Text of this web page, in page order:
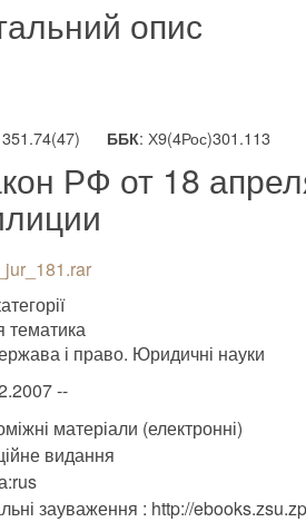
опис
ББК: Х9(4Рос)301.113
РФ от 18
тематика
і право. Юридичні науки
--
матеріали (електронні)
видання
зауваження : http://